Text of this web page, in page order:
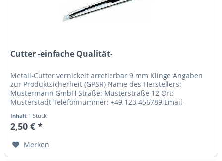
Cutter -einfache Qualität-
Metall-Cutter vernickelt arretierbar 9 mm Klinge Angaben
zur Produktsicherheit (GPSR) Name des Herstellers:
Mustermann GmbH Straße: Musterstraße 12 Ort:
Musterstadt Telefonnummer: +49 123 456789 Email-
Inhalt 1 Stück
2,50 € *
Merken